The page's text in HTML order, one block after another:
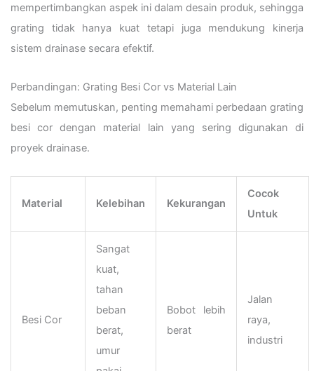
mempertimbangkan aspek ini dalam desain produk, sehingga
grating tidak hanya kuat tetapi juga mendukung kinerja
sistem drainase secara efektif.
Perbandingan: Grating Besi Cor vs Material Lain
Sebelum memutuskan, penting memahami perbedaan grating
besi cor dengan material lain yang sering digunakan di
proyek drainase.
Material Kelebihan Kekurangan
Cocok
Untuk
Besi Cor
Sangat
kuat,
tahan
beban
berat,
umur
Bobot lebih
berat
Jalan
raya,
industri